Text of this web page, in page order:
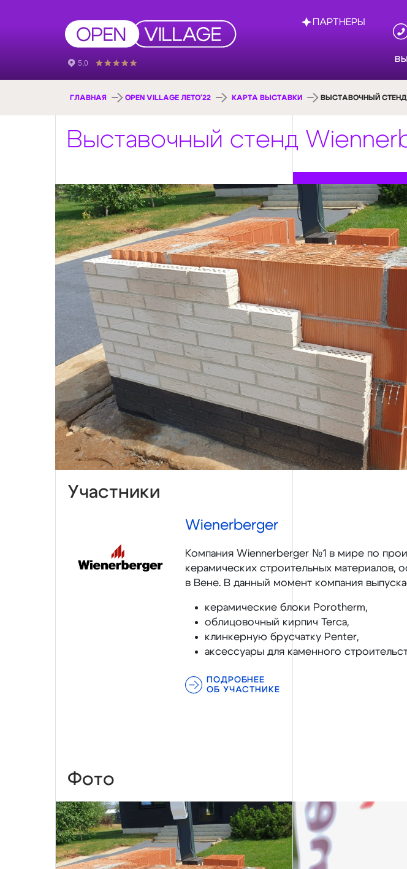
ПАРТНЕРЫ
ГЛАВНАЯ OPEN VILLAGE ЛЕТО'22 КАРТА ВЫСТАВКИ ВЫСТАВОЧНЫЙ СТЕНД
Выставочный стенд
Участники
Wienerberger
Компания Wiennerberger №1 в мире по
керамических строительных материалов,
в Вене. В данный момент компания
керамические блоки Porotherm,
облицовочный кирпич Terca,
клинкерную брусчатку Penter,
аксессуары для каменного
ПОДРОБНЕЕ
ОБ УЧАСТНИКЕ
Фото